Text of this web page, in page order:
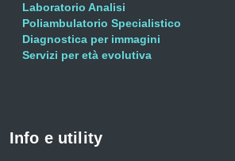
Laboratorio Analisi
Poliambulatorio Specialistico
Diagnostica per immagini
Servizi per età evolutiva
Info e utility